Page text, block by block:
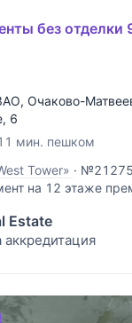
без отделки
, Очаково-
, 6
мин. пешком
Tower» ·
на 12 этаже
Этот объект
или сдачи в аренду
виды:
Estate